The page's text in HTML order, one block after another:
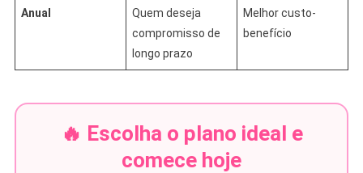
Anual
Quem deseja
compromisso de
longo prazo
Melhor custo-
benefício
🔥 Escolha o plano ideal e
comece hoje